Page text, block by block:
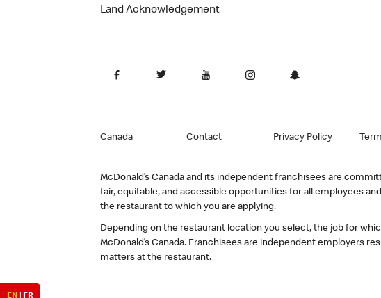
Land Acknowledgement
Canada Contact Privacy Policy
McDonald’s Canada and its independent franchisees are
fair, equitable, and accessible opportunities for all employees
the restaurant to which you are applying.
Depending on the restaurant location you select, the job for
McDonald’s Canada. Franchisees are independent employers
matters at the restaurant.